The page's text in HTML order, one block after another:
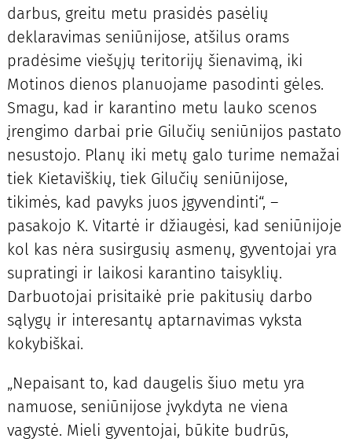
darbus, greitu metu prasidės pasėlių
deklaravimas seniūnijose, atšilus orams
pradėsime viešųjų teritorijų šienavimą, iki
Motinos dienos planuojame pasodinti gėles.
Smagu, kad ir karantino metu lauko scenos
įrengimo darbai prie Gilučių seniūnijos pastato
nesustojo. Planų iki metų galo turime nemažai
tiek Kietaviškių, tiek Gilučių seniūnijose,
tikimės, kad pavyks juos įgyvendinti“, –
pasakojo K. Vitartė ir džiaugėsi, kad seniūnijoje
kol kas nėra susirgusių asmenų, gyventojai yra
supratingi ir laikosi karantino taisyklių.
Darbuotojai prisitaikė prie pakitusių darbo
sąlygų ir interesantų aptarnavimas vyksta
kokybiškai.
„Nepaisant to, kad daugelis šiuo metu yra
namuose, seniūnijose įvykdyta ne viena
vagystė. Mieli gyventojai, būkite budrūs,